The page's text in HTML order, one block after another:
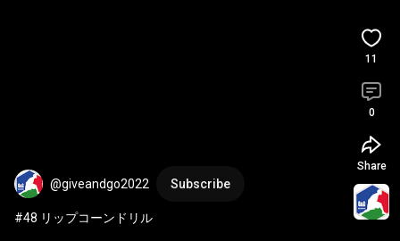
@giveandgo2022 Subscribe
#48 リップコーンドリル
11
0
Share